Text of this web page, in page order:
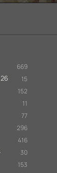
669
15
152
11
77
296
416
30
153